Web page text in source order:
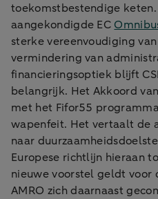
toekomstbestendige
aangekondigde EC
sterke vereenvoudiging
vermindering van
financieringsoptiek blijft
belangrijk. Het Akkoord
met het Fifor55
wapenfeit. Het vertaalt de
naar
Europese richtlijn hieraan
nieuwe voorstel geldt voor
AMRO zich daarnaast